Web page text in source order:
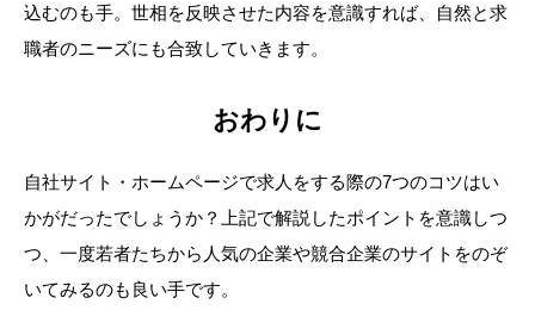
込むのも手。世相を反映させた内容を意識すれば、自然と求
職者のニーズにも合致していきます。
おわりに
自社サイト・ホームページで求人をする際の7つのコツはい
かがだったでしょうか？上記で解説したポイントを意識しつ
つ、一度若者たちから人気の企業や競合企業のサイトをのぞ
いてみるのも良い手です。